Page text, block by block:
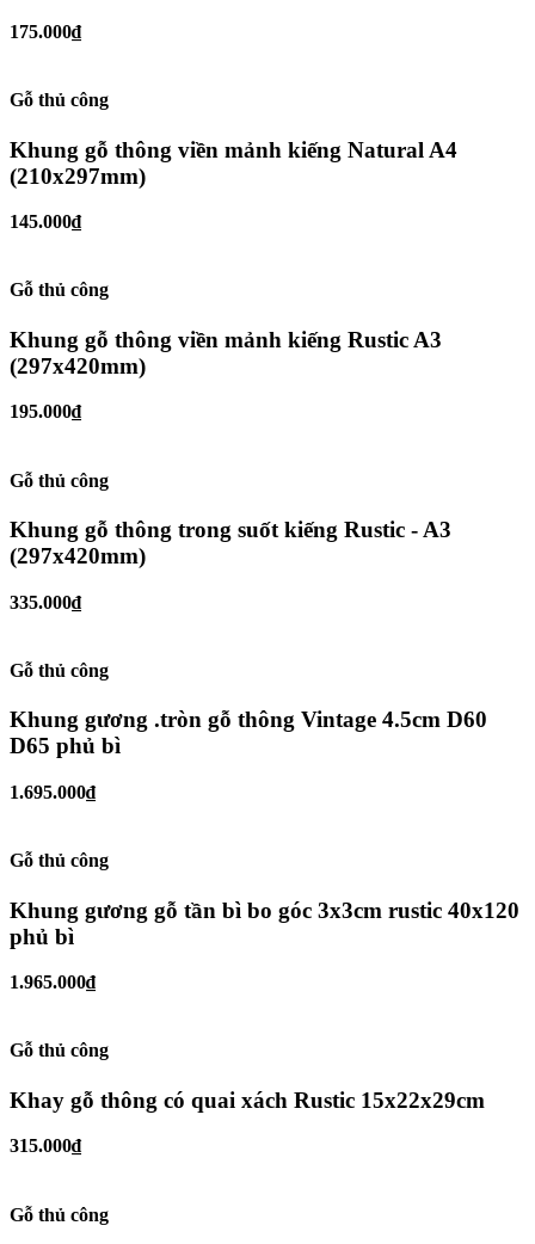
175.000₫
Gỗ thủ công
Khung gỗ thông viền mảnh kiếng Natural A4
(210x297mm)
145.000₫
Gỗ thủ công
Khung gỗ thông viền mảnh kiếng Rustic A3
(297x420mm)
195.000₫
Gỗ thủ công
Khung gỗ thông trong suốt kiếng Rustic - A3
(297x420mm)
335.000₫
Gỗ thủ công
Khung gương .tròn gỗ thông Vintage 4.5cm D60
D65 phủ bì
1.695.000₫
Gỗ thủ công
Khung gương gỗ tần bì bo góc 3x3cm rustic 40x120
phủ bì
1.965.000₫
Gỗ thủ công
Khay gỗ thông có quai xách Rustic 15x22x29cm
315.000₫
Gỗ thủ công